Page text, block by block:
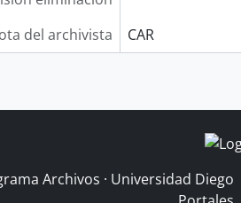
del archivista CAR
Archivos · Universidad Diego